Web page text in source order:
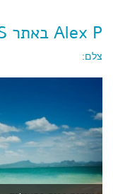
Alex P באתר PEXELS
צלם: